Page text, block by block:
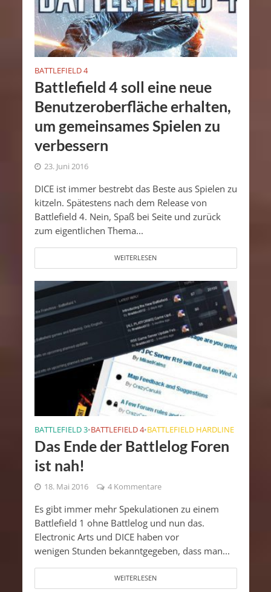
BATTLEFIELD 4
Battlefield 4 soll eine neue
Benutzeroberfläche erhalten,
um gemeinsames Spielen zu
verbessern
23. Juni 2016
DICE ist immer bestrebt das Beste aus Spielen zu
kitzeln. Spätestens nach dem Release von
Battlefield 4. Nein, Spaß bei Seite und zurück
zum eigentlichen Thema...
WEITERLESEN
BATTLEFIELD 3•BATTLEFIELD 4•BATTLEFIELD HARDLINE
Das Ende der Battlelog Foren
ist nah!
18. Mai 2016 4 Kommentare
Es gibt immer mehr Spekulationen zu einem
Battlefield 1 ohne Battlelog und nun das.
Electronic Arts und DICE haben vor
wenigen Stunden bekanntgegeben, dass man...
WEITERLESEN